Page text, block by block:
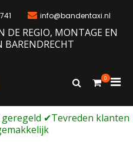
info@bandentaxi.nl
DE REGIO, MONTAGE EN
BARENDRECHT
Bandengarage met eigen webshop
Toon
0
voor